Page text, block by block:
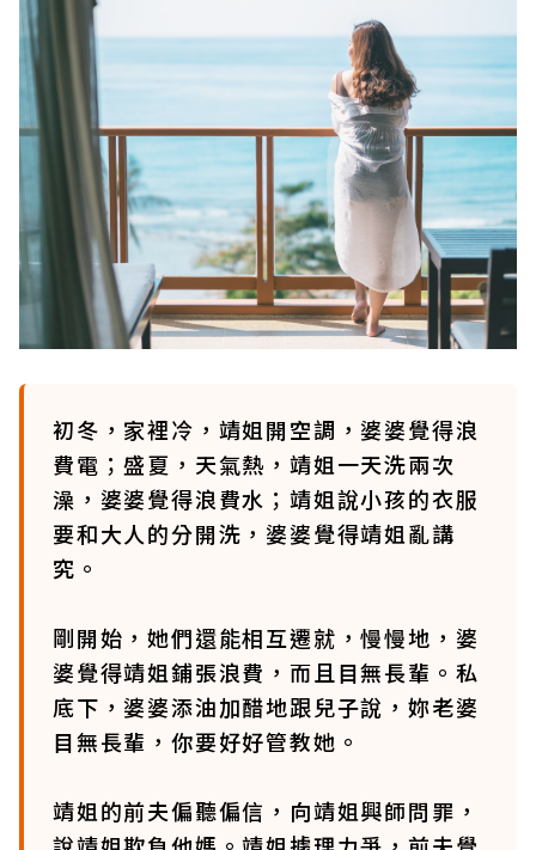
初冬，家裡冷，靖姐開空調，婆婆覺得浪
費電；盛夏，天氣熱，靖姐一天洗兩次
澡，婆婆覺得浪費水；靖姐說小孩的衣服
要和大人的分開洗，婆婆覺得靖姐亂講
究。
剛開始，她們還能相互遷就，慢慢地，婆
婆覺得靖姐鋪張浪費，而且目無長輩。私
底下，婆婆添油加醋地跟兒子說，妳老婆
目無長輩，你要好好管教她。
靖姐的前夫偏聽偏信，向靖姐興師問罪，